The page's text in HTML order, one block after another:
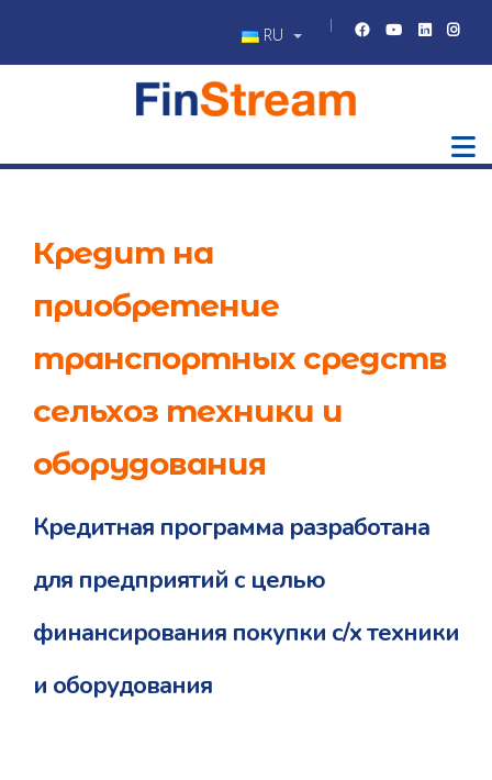
RU
Кредит на
приобретение
транспортных средств
сельхоз техники и
оборудования
Кредитная программа разработана
для предприятий с целью
финансирования покупки с/х техники
и оборудования